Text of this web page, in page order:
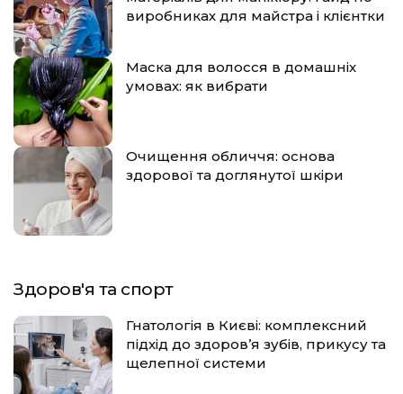
виробниках для майстра і клієнтки
Маска для волосся в домашніх
умовах: як вибрати
Очищення обличчя: основа
здорової та доглянутої шкіри
Здоров'я та спорт
Гнатологія в Києві: комплексний
підхід до здоров’я зубів, прикусу та
щелепної системи